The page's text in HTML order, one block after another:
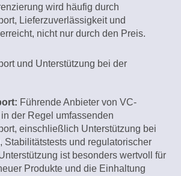
wird häufig durch
Lieferzuverlässigkeit und
nicht nur durch den Preis.
und Unterstützung bei der
Führende Anbieter von VC-
der Regel umfassenden
einschließlich Unterstützung bei
Stabilitätstests und regulatorischer
ist besonders wertvoll für
Produkte und die Einhaltung